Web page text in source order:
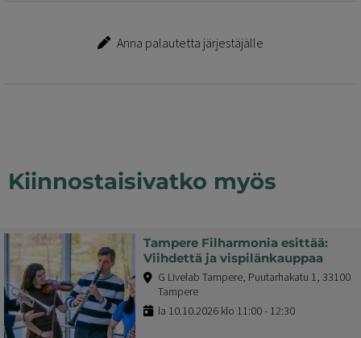
Anna palautetta järjestäjälle
Kiinnostaisivatko myös
Tampere Filharmonia esittää:
Viihdettä ja vispilänkauppaa
G Livelab Tampere, Puutarhakatu 1, 33100
Tampere
la 10.10.2026 klo 11:00 - 12:30